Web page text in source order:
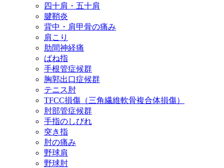
四十肩・五十肩
腱鞘炎
背中・肩甲骨の痛み
肩こり
肋間神経痛
ばね指
手根管症候群
胸郭出口症候群
テニス肘
TFCC損傷（三角繊維軟骨複合体損傷）
肘部管症候群
手指のしびれ
突き指
肘の痛み
野球肩
野球肘